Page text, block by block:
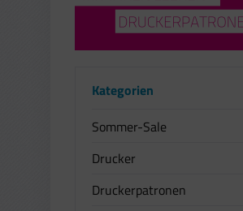
Kategorien
Sommer-Sale
Drucker
Druckerpatronen